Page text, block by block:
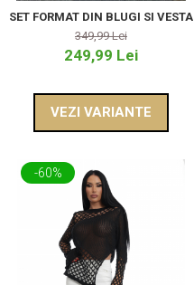
SET FORMAT DIN BLUGI SI VESTA
349,99 Lei
249,99 Lei
VEZI VARIANTE
-60%